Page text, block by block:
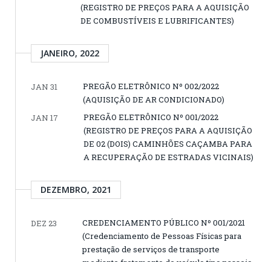
(REGISTRO DE PREÇOS PARA A AQUISIÇÃO
DE COMBUSTÍVEIS E LUBRIFICANTES)
JANEIRO, 2022
JAN 31
PREGÃO ELETRÔNICO Nº 002/2022
(AQUISIÇÃO DE AR CONDICIONADO)
JAN 17
PREGÃO ELETRÔNICO Nº 001/2022
(REGISTRO DE PREÇOS PARA A AQUISIÇÃO
DE 02 (DOIS) CAMINHÕES CAÇAMBA PARA
A RECUPERAÇÃO DE ESTRADAS VICINAIS)
DEZEMBRO, 2021
DEZ 23
CREDENCIAMENTO PÚBLICO Nº 001/2021
(Credenciamento de Pessoas Físicas para
prestação de serviços de transporte